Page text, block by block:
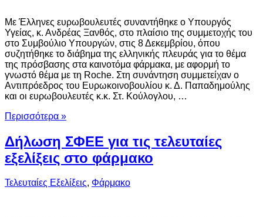
Με Έλληνες ευρωβουλευτές συναντήθηκε ο Υπουργός
Υγείας, κ. Ανδρέας Ξανθός, στο πλαίσιο της συμμετοχής του
στο Συμβούλιο Υπουργών, στις 8 Δεκεμβρίου, όπου
συζητήθηκε το διάβημα της ελληνικής πλευράς για το θέμα
της πρόσβασης στα καινοτόμα φάρμακα, με αφορμή το
γνωστό θέμα με τη Roche. Στη συνάντηση συμμετείχαν ο
Αντιπρόεδρος του Ευρωκοινοβουλίου κ. Δ. Παπαδημούλης
και οι ευρωβουλευτές κ.κ. Στ. Κούλογλου, …
Περισσότερα »
Δήλωση ΣΦΕΕ για τις τελευταίες
εξελίξεις στο φάρμακο
Τελευταίες Εξελίξεις, Φάρμακο